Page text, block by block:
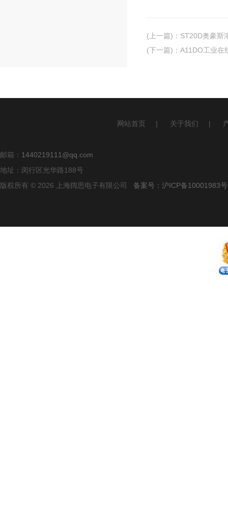
(上一篇) ： ST20D奥豪斯
(下一篇) ： A11DO工业在
网站首页 | 关于我们 |
邮箱： 1440219111@qq.com
地址：闵行区光华路188号
版权所有 © 2026 上海阔思电子有限公司 备案号：沪ICP备10001983